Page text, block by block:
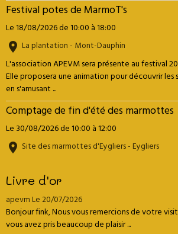
Festival potes de MarmoT's
Le 18/08/2026de 10:00à 18:00
La plantation - Mont-Dauphin
L'association APEVM sera présente au festival
Elle proposera une animation pour découvrir
en s'amusant ...
Comptage de fin d'été des marmottes
Le 30/08/2026de 10:00à 12:00
Site des marmottes d'Eygliers - Eygliers
Livre d'or
apevmLe 20/07/2026
Bonjour fink, Nous vous remercions de votre
vous avez pris beaucoup de plaisir ...